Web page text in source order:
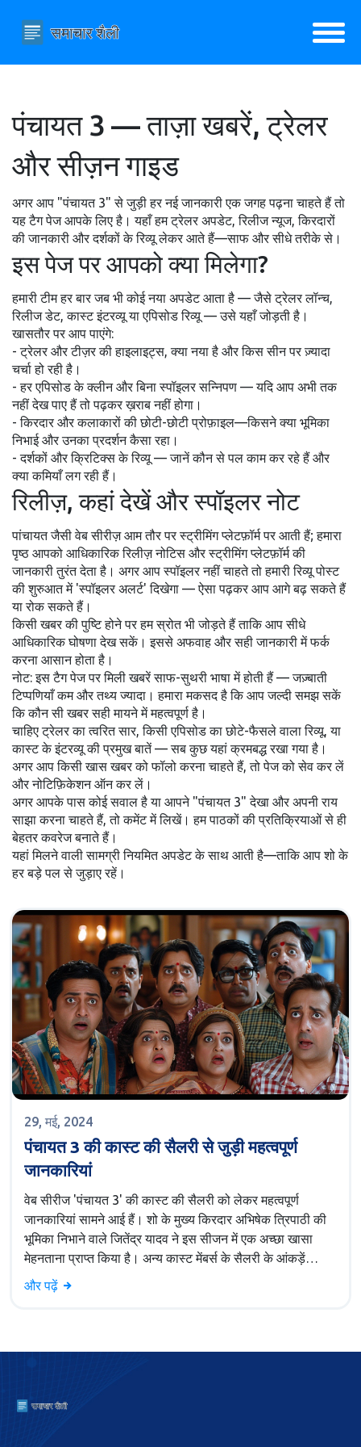
पंचायत 3 — ताज़ा खबरें, ट्रेलर
और सीज़न गाइड
अगर आप "पंचायत 3" से जुड़ी हर नई जानकारी एक जगह पढ़ना चाहते हैं तो
यह टैग पेज आपके लिए है। यहाँ हम ट्रेलर अपडेट, रिलीज न्यूज, किरदारों
की जानकारी और दर्शकों के रिव्यू लेकर आते हैं—साफ और सीधे तरीके से।
इस पेज पर आपको क्या मिलेगा?
हमारी टीम हर बार जब भी कोई नया अपडेट आता है — जैसे ट्रेलर लॉन्च,
रिलीज डेट, कास्ट इंटरव्यू या एपिसोड रिव्यू — उसे यहाँ जोड़ती है।
खासतौर पर आप पाएंगे:
- ट्रेलर और टीज़र की हाइलाइट्स, क्या नया है और किस सीन पर ज़्यादा
चर्चा हो रही है।
- हर एपिसोड के क्लीन और बिना स्पॉइलर सन्निपण — यदि आप अभी तक
नहीं देख पाए हैं तो पढ़कर ख़राब नहीं होगा।
- किरदार और कलाकारों की छोटी-छोटी प्रोफ़ाइल—किसने क्या भूमिका
निभाई और उनका प्रदर्शन कैसा रहा।
- दर्शकों और क्रिटिक्स के रिव्यू — जानें कौन से पल काम कर रहे हैं और
क्या कमियाँ लग रही हैं।
रिलीज़, कहां देखें और स्पॉइलर नोट
पांचायत जैसी वेब सीरीज़ आम तौर पर स्ट्रीमिंग प्लेटफ़ॉर्म पर आती हैं; हमारा
पृष्ठ आपको आधिकारिक रिलीज़ नोटिस और स्ट्रीमिंग प्लेटफ़ॉर्म की
जानकारी तुरंत देता है। अगर आप स्पॉइलर नहीं चाहते तो हमारी रिव्यू पोस्ट
की शुरुआत में 'स्पॉइलर अलर्ट' दिखेगा — ऐसा पढ़कर आप आगे बढ़ सकते हैं
या रोक सकते हैं।
किसी खबर की पुष्टि होने पर हम स्रोत भी जोड़ते हैं ताकि आप सीधे
आधिकारिक घोषणा देख सकें। इससे अफवाह और सही जानकारी में फर्क
करना आसान होता है।
नोट: इस टैग पेज पर मिली खबरें साफ-सुथरी भाषा में होती हैं — जज़्बाती
टिप्पणियाँ कम और तथ्य ज्यादा। हमारा मकसद है कि आप जल्दी समझ सकें
कि कौन सी खबर सही मायने में महत्वपूर्ण है।
चाहिए ट्रेलर का त्वरित सार, किसी एपिसोड का छोटे-फैसले वाला रिव्यू, या
कास्ट के इंटरव्यू की प्रमुख बातें — सब कुछ यहां क्रमबद्ध रखा गया है।
अगर आप किसी खास खबर को फॉलो करना चाहते हैं, तो पेज को सेव कर लें
और नोटिफ़िकेशन ऑन कर लें।
अगर आपके पास कोई सवाल है या आपने "पंचायत 3" देखा और अपनी राय
साझा करना चाहते हैं, तो कमेंट में लिखें। हम पाठकों की प्रतिक्रियाओं से ही
बेहतर कवरेज बनाते हैं।
यहां मिलने वाली सामग्री नियमित अपडेट के साथ आती है—ताकि आप शो के
हर बड़े पल से जुड़ाए रहें।
29, मई, 2024
पंचायत 3 की कास्ट की सैलरी से जुड़ी महत्वपूर्ण
जानकारियां
वेब सीरीज 'पंचायत 3' की कास्ट की सैलरी को लेकर महत्वपूर्ण
जानकारियां सामने आई हैं। शो के मुख्य किरदार अभिषेक त्रिपाठी की
भूमिका निभाने वाले जितेंद्र यादव ने इस सीजन में एक अच्छा खासा
मेहनताना प्राप्त किया है। अन्य कास्ट मेंबर्स के सैलरी के आंकड़ें
प्रकाशित नहीं किए गए हैं। शो की वास्तविकता पूर्ण ग्रामीण जीवन की
तस्वीर तथा युवाओं पर इसके प्रभाव की वजह से प्रशंसा की जाती है।
और पढ़ें